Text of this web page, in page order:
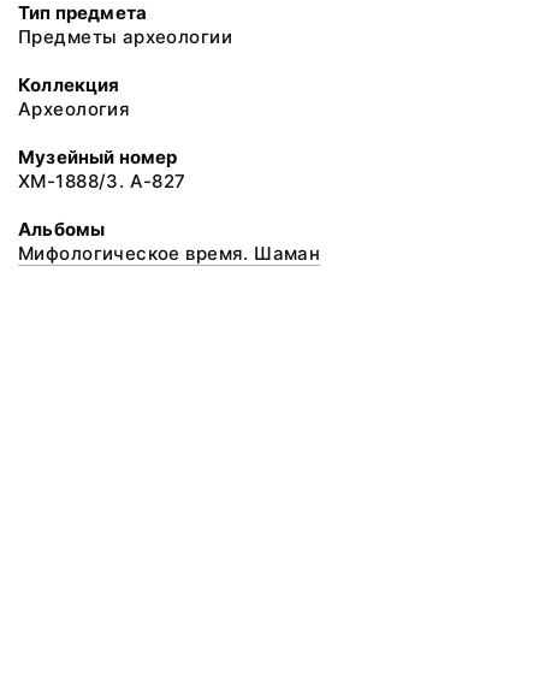
Тип предмета
Предметы археологии
Коллекция
Археология
Музейный номер
ХМ-1888/3. А-827
Альбомы
Мифологическое время. Шаман